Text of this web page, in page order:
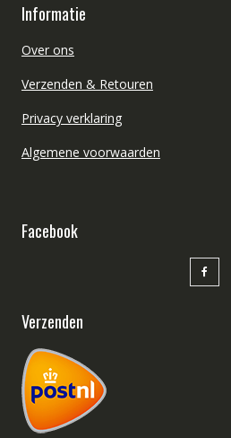
Informatie
Over ons
Verzenden & Retouren
Privacy verklaring
Algemene voorwaarden
Facebook
Verzenden